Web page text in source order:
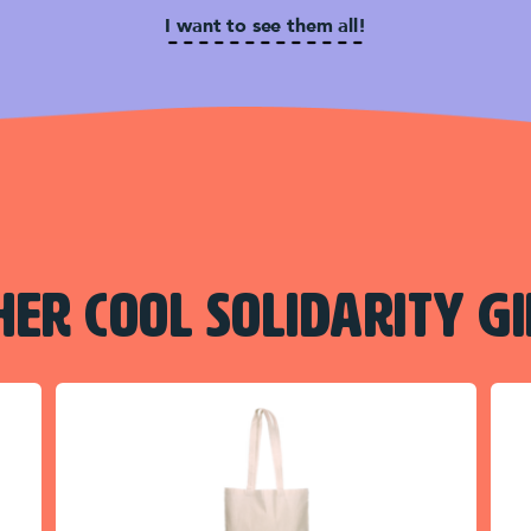
I want to see them all!
COOL SOLIDARITY